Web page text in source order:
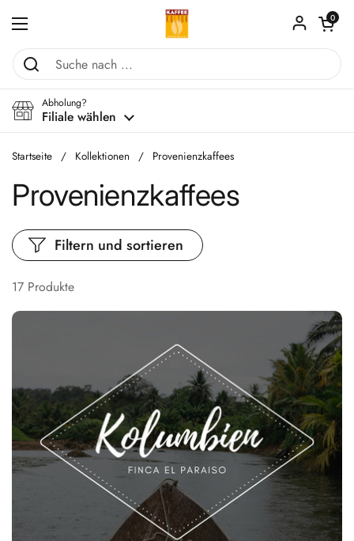
Menü öffnen
Warenkorb
0
Abholung?
Filiale wählen
Startseite / Kollektionen / Provenienzkaffees
Provenienzkaffees
17 Produkte
Filtern und sortieren